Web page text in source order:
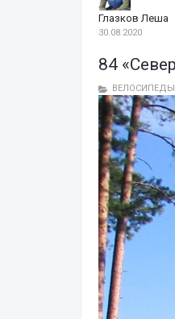
Глазков Леша
30.08.2020
84